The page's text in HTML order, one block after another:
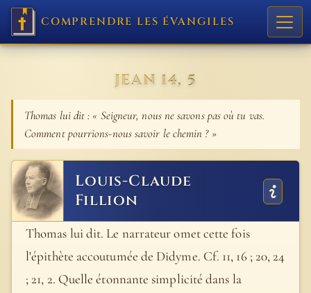
COMPRENDRE LES ÉVANGILES
JEAN 14, 5
Thomas lui dit : « Seigneur, nous ne savons pas où tu vas.
Comment pourrions-nous savoir le chemin ? »
Louis-Claude
Fillion
Thomas lui dit. Le narrateur omet cette fois
l'épithète accoutumée de Didyme. Cf. 11, 16 ; 20, 24
; 21, 2. Quelle étonnante simplicité dans la